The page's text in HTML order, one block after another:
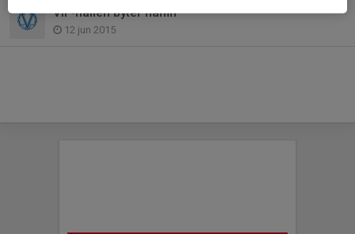
VIF-hallen byter namn
12 jun 2015